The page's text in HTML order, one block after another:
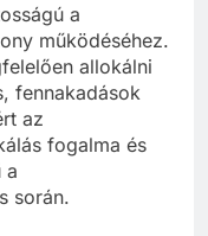
a
működéséhez.
allokálni
fennakadások
az
fogalma és
a
során.